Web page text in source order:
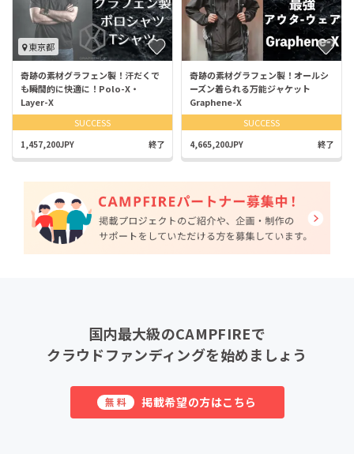
東京都
奇跡の素材グラフェン製！汗だくで
も瞬間的に快適に！Polo-X・
Layer-X
SUCCESS
1,457,200JPY 終了
奇跡の素材グラフェン製！オールシ
ーズン着られる万能ジャケット
Graphene-X
SUCCESS
4,665,200JPY 終了
国内最大級のCAMPFIREで
クラウドファンディングを始めましょう
無料 掲載希望の方はこちら